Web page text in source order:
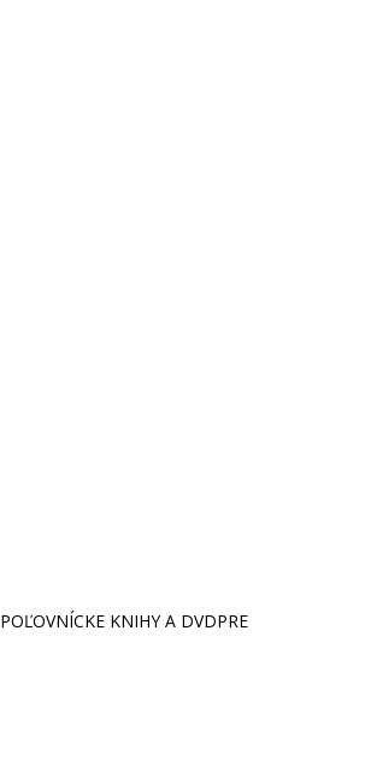
POĽOVNÍCKE KNIHY A DVDPRE